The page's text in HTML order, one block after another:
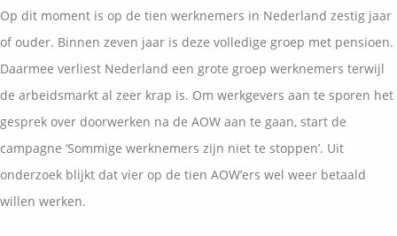
Media
Expats services
Onderhoudsabonnementen
Klanten over
Blog
Op dit moment is op de tien werknemers in Nederland zestig jaar
of ouder. Binnen zeven jaar is deze volledige groep met pensioen.
Daarmee verliest Nederland een grote groep werknemers terwijl
de arbeidsmarkt al zeer krap is. Om werkgevers aan te sporen het
gesprek over doorwerken na de AOW aan te gaan, start de
campagne ‘Sommige werknemers zijn niet te stoppen’. Uit
onderzoek blijkt dat vier op de tien AOW’ers wel weer betaald
willen werken.